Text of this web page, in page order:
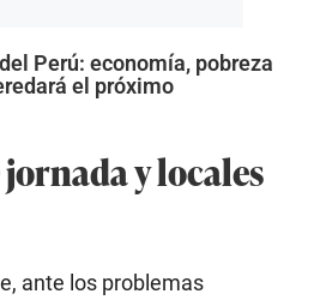
Perú: economía, pobreza
el próximo
y locales
ante los problemas